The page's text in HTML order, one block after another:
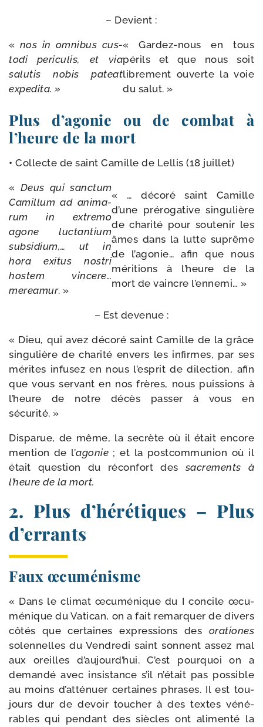
– Devient :
« nos in omni­bus cus­
to­di per­icu­lis,
et
via
salu­tis
nobis
pateat
expe­di­ta. »
« Gardez-​nous en tous
périls et que nous soit
libre­ment ouverte la voie
du salut. »
Plus d’agonie ou de combat à
l’heure de la mort
• Collecte de saint Camille de Lellis (18 juillet)
« Deus qui sanc­tum
Camillum ad ani­ma­
rum
in
extre­mo
agone
luc­tan­tium
sub­si­dium,…
ut
in
hora
exi­tus
nos­tri
hos­tem
vin­cere…
merea­mur. »
« … déco­ré saint Camille
d’une pré­ro­ga­tive sin­gu­lière
de cha­ri­té pour sou­te­nir les
âmes dans la lutte suprême
de l’agonie… afin que nous
méri­tions à l’heure de la
mort de vaincre l’ennemi… »
– Est devenue :
« Dieu, qui avez déco­ré saint Camille de la grâce
sin­gu­lière de cha­ri­té envers les infirmes, par ses
mérites infu­sez en nous l’esprit de dilec­tion, afin
que vous ser­vant en nos frères, nous puis­sions à
l’heure de notre décès pas­ser à vous en
sécurité. »
Disparue, de même, la secrète où il était encore
men­tion de l’ago­nie ; et la post­com­mu­nion où il
était ques­tion du récon­fort dessacre­ments
à
l’heure de la mort.
2. Plus d’hérétiques – Plus
d’errants
Faux œcuménisme
« Dans le cli­mat œcu­mé­nique du I concile œcu­
mé­nique du Vatican, on a fait remar­quer de divers
côtés que cer­taines expres­sions des ora­tiones
solen­nelles du Vendredi saint sonnent assez mal
aux oreilles d’aujourd’hui. C’est pour­quoi on a
deman­dé avec insis­tance s’il n’était pas pos­sible
au moins d’atténuer cer­taines phrases. Il est tou­
jours dur de devoir tou­cher à des textes véné­
rables qui pen­dant des siècles ont ali­men­té la